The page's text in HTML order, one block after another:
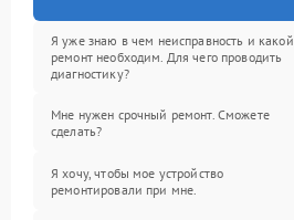
Я уже знаю в чем неисправность и какой
ремонт необходим. Для чего проводить
диагностику?
Мне нужен срочный ремонт. Сможете
сделать?
Я хочу, чтобы мое устройство
ремонтировали при мне.